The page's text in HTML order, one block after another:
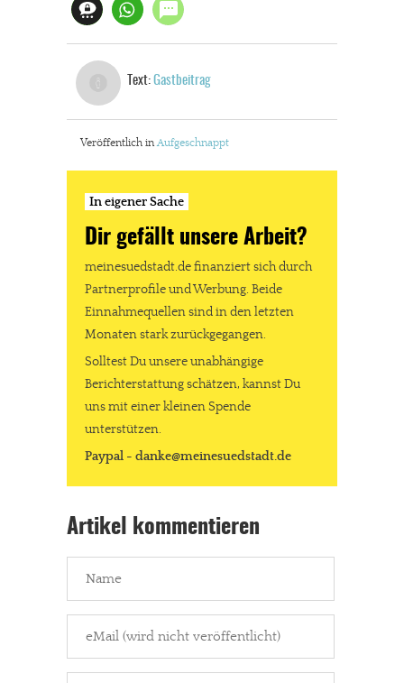
In eigener Sache
Dir gefällt unsere Arbeit?
Werbung. Beide Einnahmequellen sind in den letzten Monaten
Text: Gastbeitrag
Veröffentlich inAufgeschnappt
In eigener Sache
Dir gefällt unsere Arbeit?
meinesuedstadt.de finanziert sich durch
Partnerprofile und Werbung. Beide
Einnahmequellen sind in den letzten
Monaten stark zurückgegangen.
Solltest Du unsere unabhängige
Berichterstattung schätzen, kannst Du
uns mit einer kleinen Spende
unterstützen.
Paypal - danke@meinesuedstadt.de
Artikel kommentieren